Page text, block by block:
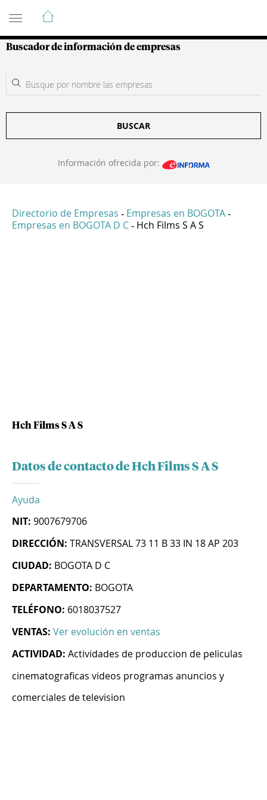
Guía de Empresas Colombianas
Buscador de información de empresas
BUSCAR
Información ofrecida por:
Directorio de Empresas - Empresas en BOGOTA -
Empresas en BOGOTA D C - Hch Films S A S
Hch Films S A S
Datos de contacto de Hch Films S A S
Ayuda
NIT: 9007679706
DIRECCIÓN: TRANSVERSAL 73 11 B 33 IN 18 AP 203
CIUDAD: BOGOTA D C
DEPARTAMENTO: BOGOTA
TELÉFONO: 6018037527
VENTAS: Ver evolución en ventas
ACTIVIDAD: Actividades de produccion de peliculas
cinematograficas videos programas anuncios y
comerciales de television